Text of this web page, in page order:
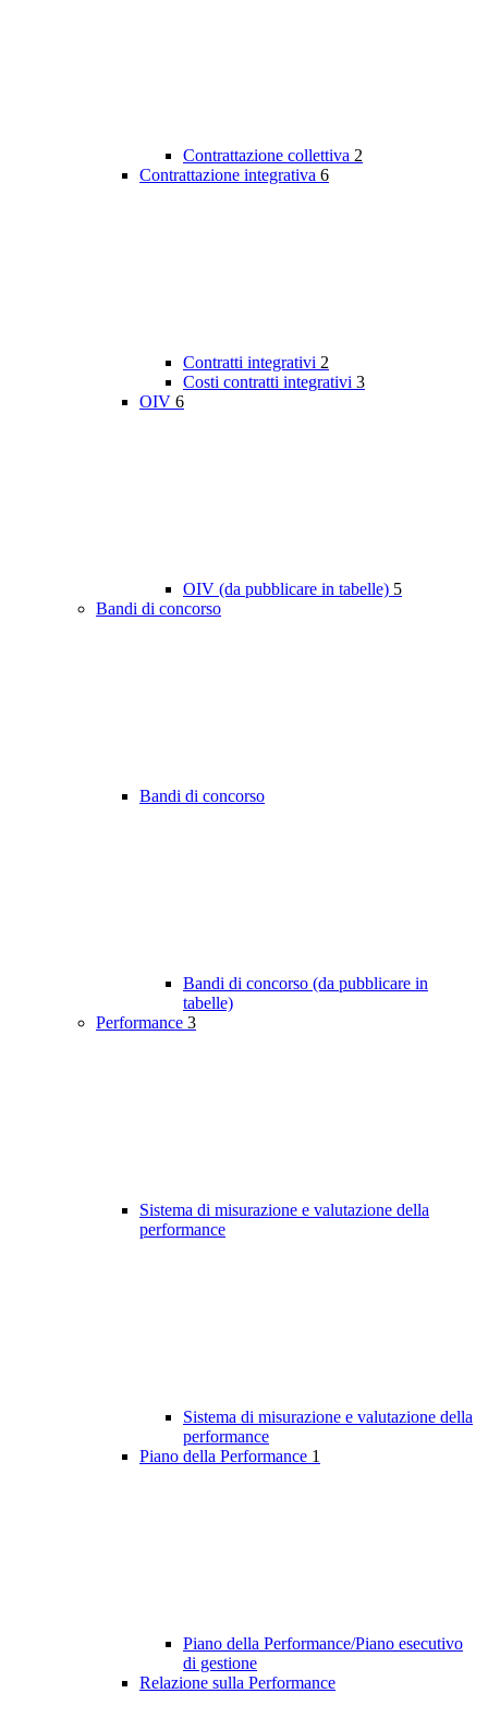
Contrattazione collettiva 2
Contrattazione integrativa 6
Contratti integrativi 2
Costi contratti integrativi 3
OIV 6
OIV (da pubblicare in tabelle) 5
Bandi di concorso
Bandi di concorso
Bandi di concorso (da pubblicare in
tabelle)
Performance 3
Sistema di misurazione e valutazione della
performance
Sistema di misurazione e valutazione della
performance
Piano della Performance 1
Piano della Performance/Piano esecutivo
di gestione
Relazione sulla Performance